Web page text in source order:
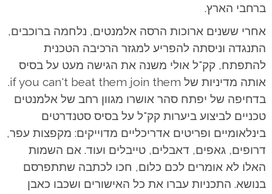
ברחבי הארץ.
אחרי ששנים ארוכות הרסה אלמנטים, נלחמה ברוכבים,
התנגדה וניסתה להפריע למגזר הרכיבה הטכנית
להתפתח, קק"ל אולי משנה את הגישה מעט על בסיס
אותה מדיניות של if you can't beat them join them.
בדחיפה של יפתח סהר אושרו מגוון רחב של אלמנטים
טכניים לביצוע ביערות קק"ל על בסיס סטנדרטים
בינלאומיים ופריטים אדריכליים מדוייקים: מקפצות עפר,
דרופים, גאפים, דאבלים, טייבלים ועוד. אם השמות
האלו לא אומרים לכם כלום, חכו לכתבה שתתפרסם
בנושא. התכניות עברו את כל האישורים ושכבו כאבן